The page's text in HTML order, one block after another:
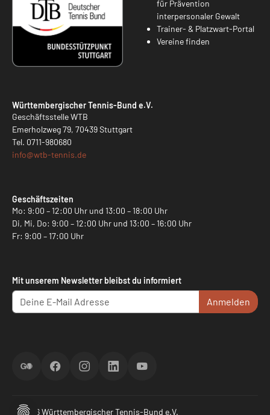
für Prävention
interpersonaler Gewalt
Trainer- & Platzwart-Portal
Vereine finden
Württembergischer Tennis-Bund e.V.
Geschäftsstelle WTB
Emerholzweg 79, 70439 Stuttgart
Tel. 0711-980680
info@wtb-tennis.de
Geschäftszeiten
Mo: 9:00 – 12:00 Uhr und 13:00 – 18:00 Uhr
Di, Mi, Do: 9:00 – 12:00 Uhr und 13:00 – 16:00 Uhr
Fr: 9:00 – 17:00 Uhr
Mit unserem Newsletter bleibst du informiert
Anmelden
ScoreGOFacebookInstagramLinkedInYouTube
© 2026 Württembergischer Tennis-Bund e.V.